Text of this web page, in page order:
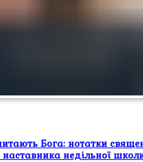
Бога: нотатки
наставника недільної